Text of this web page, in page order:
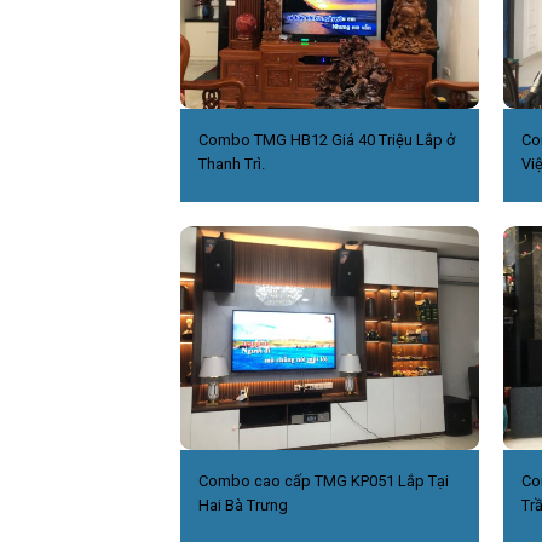
Combo TMG HB12 Giá 40 Triệu Lắp ở
Thanh Trì.
Combo cao cấp TMG KP051 Lắp Tại
Hai Bà Trưng